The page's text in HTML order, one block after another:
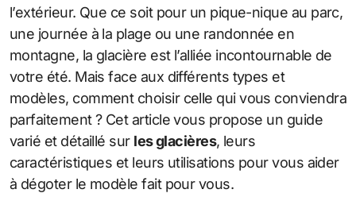
l’extérieur. Que ce soit pour un pique-nique au parc,
une journée à la plage ou une randonnée en
montagne, la glacière est l’alliée incontournable de
votre été. Mais face aux différents types et
modèles, comment choisir celle qui vous conviendra
parfaitement ? Cet article vous propose un guide
varié et détaillé sur les glacières, leurs
caractéristiques et leurs utilisations pour vous aider
à dégoter le modèle fait pour vous.